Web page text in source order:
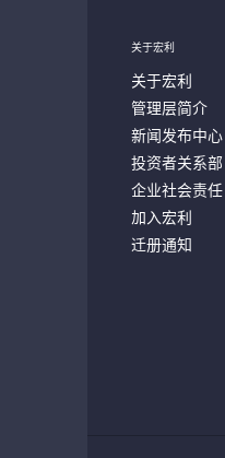
- 自
关于宏利
关于宏利
管理层简介
新闻发布中心
投资者关系部
企业社会责任
加入宏利
迁册通知